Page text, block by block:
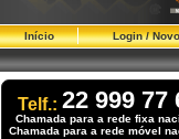
Início Login /
Telf.: 22 999 77
Chamada para a rede fixa
Chamada para a rede móvel